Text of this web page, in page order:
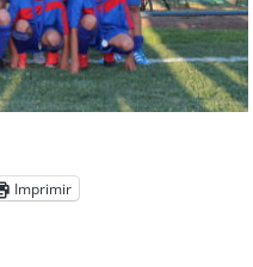
Imprimir